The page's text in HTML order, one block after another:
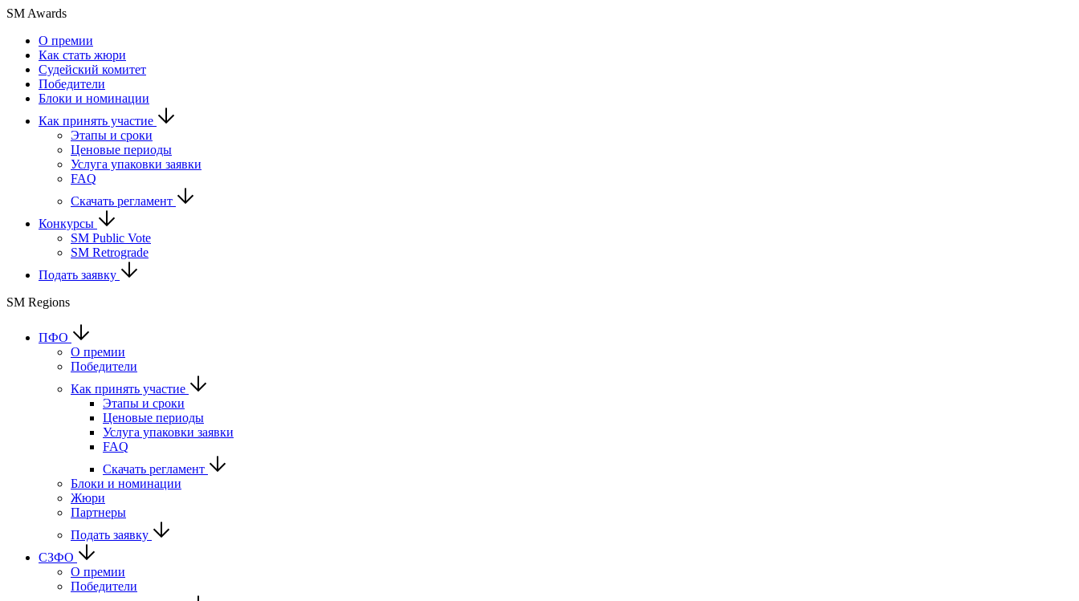
SM Awards
О премии
Как стать жюри
Судейский комитет
Победители
Блоки и номинации
Как принять участие
Этапы и сроки
Ценовые периоды
Услуга упаковки заявки
FAQ
Скачать регламент
Конкурсы
SM Public Vote
SM Retrograde
Подать заявку
SM Regions
ПФО
О премии
Победители
Как принять участие
Этапы и сроки
Ценовые периоды
Услуга упаковки заявки
FAQ
Скачать регламент
Блоки и номинации
Жюри
Партнеры
Подать заявку
СЗФО
О премии
Победители